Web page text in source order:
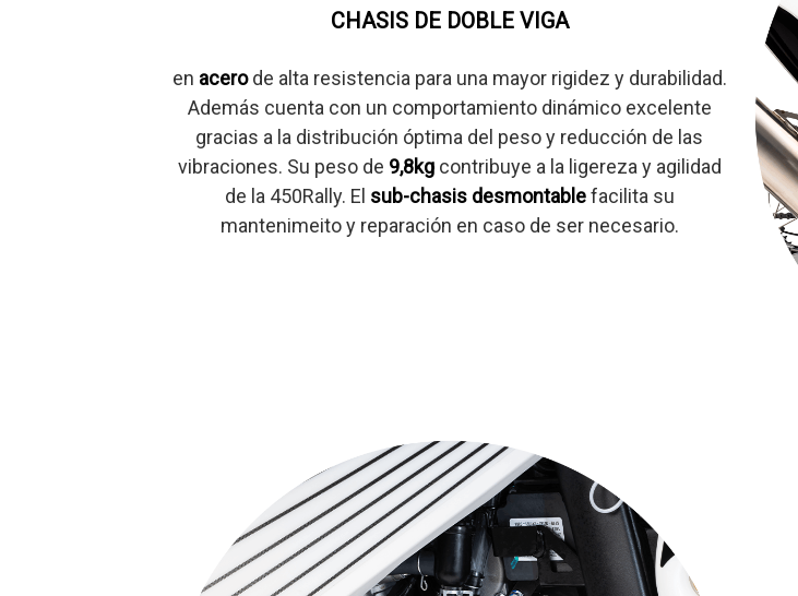
CHASIS DE DOBLE VIGA
en acerode alta resistencia para una mayor rigidez y durabilidad.
Además cuenta con un comportamiento dinámico excelente
gracias a la distribución óptima del peso y reducción de las
vibraciones. Su peso de 9,8kgcontribuye a la ligereza y agilidad
de la 450Rally. El sub-chasis desmontablefacilita su
mantenimeito y reparación en caso de ser necesario.